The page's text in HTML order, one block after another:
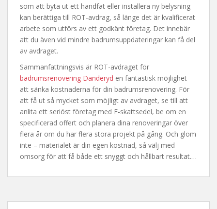
som att byta ut ett handfat eller installera ny belysning
kan berättiga till ROT-avdrag, så länge det är kvalificerat
arbete som utförs av ett godkänt företag. Det innebär
att du även vid mindre badrumsuppdateringar kan få del
av avdraget.
Sammanfattningsvis är ROT-avdraget för
badrumsrenovering Danderyd en fantastisk möjlighet
att sänka kostnaderna för din badrumsrenovering. För
att få ut så mycket som möjligt av avdraget, se till att
anlita ett seriöst företag med F-skattsedel, be om en
specificerad offert och planera dina renoveringar över
flera år om du har flera stora projekt på gång. Och glöm
inte – materialet är din egen kostnad, så välj med
omsorg för att få både ett snyggt och hållbart resultat.…